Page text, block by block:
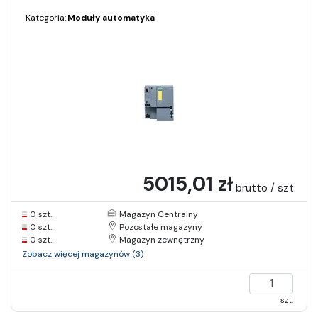
Kategoria:Moduły automatyka
5015,01 zł brutto / szt.
0 szt.
Magazyn Centralny
0 szt.
Pozostałe magazyny
0 szt.
Magazyn zewnętrzny
Zobacz więcej magazynów (3)
szt.